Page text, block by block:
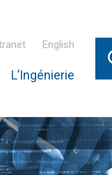
English
L’Ingénierie